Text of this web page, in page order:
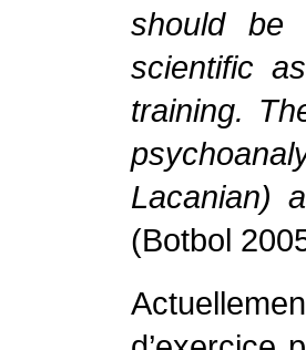
should be
scientific
training.
Lacanian)
(Botbol